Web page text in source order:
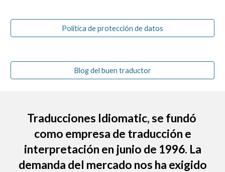
Política de protección de datos
Blog del buen traductor
Traducciones Idiomatic, se fundó
como empresa de traducción e
interpretación en junio de 1996. La
demanda del mercado nos ha exigido